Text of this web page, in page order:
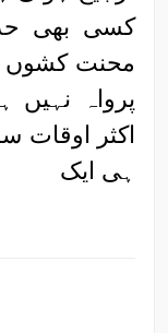
کسی بھی
محنت کشوں
پرواہ نہیں
اکثر اوقات
ہی ایک